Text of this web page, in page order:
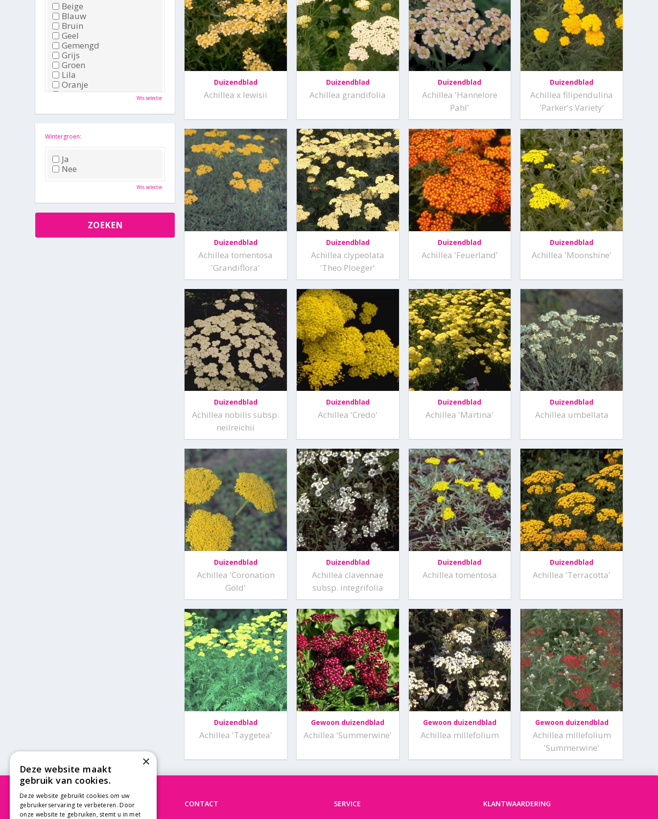
Duizendblad
Achillea x lewisii
Duizendblad
Achillea grandifolia
Duizendblad
Achillea 'Hannelore
Pahl'
Duizendblad
Achillea filipendulina
'Parker's Variety'
Duizendblad
Achillea tomentosa
'Grandiflora'
Duizendblad
Achillea clypeolata
'Theo Ploeger'
Duizendblad
Achillea 'Feuerland'
Duizendblad
Achillea 'Moonshine'
Duizendblad
Achillea nobilis subsp.
neilreichii
Duizendblad
Achillea 'Credo'
Duizendblad
Achillea 'Martina'
Duizendblad
Achillea umbellata
Duizendblad
Achillea 'Coronation
Gold'
Duizendblad
Achillea clavennae
subsp. integrifolia
Duizendblad
Achillea tomentosa
Duizendblad
Achillea 'Terracotta'
Duizendblad
Achillea 'Taygetea'
Gewoon duizendblad
Achillea 'Summerwine'
Gewoon duizendblad
Achillea millefolium
Gewoon duizendblad
Achillea millefolium
'Summerwine'
Beige
Blauw
Bruin
Geel
Gemengd
Grijs
Groen
Lila
Oranje
Paars
Roze
Zwart
Wis selectie
Wintergroen:
Ja
Nee
Wis selectie
OPENINGSTIJDEN CONTACT SERVICE KLANTWAARDERING
×
Deze website maakt
gebruik van cookies.
Deze website gebruikt cookies om uw
gebruikerservaring te verbeteren. Door
onze website te gebruiken, stemt u in met